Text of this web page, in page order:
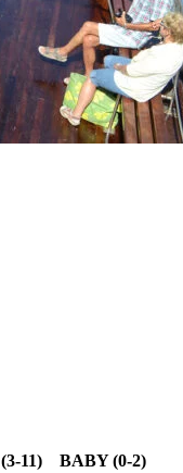
11)
BABY (0-2)